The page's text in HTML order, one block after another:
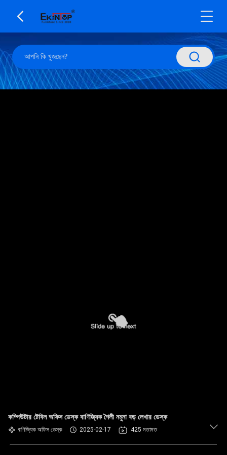
কম্পিউটার টেবিল অফিস ডেস্ক বাণিজ্যিক শৈলী নমুনা বড় লেখার ডেস্ক
বাণিজ্যিক অফিস ডেস্ক 2025-02-17 425 মতামত